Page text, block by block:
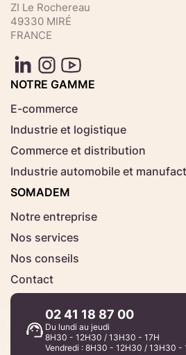
Aucun fichier
Télécharger
ZI Le Rochereau
49330 MIRÉ
FRANCE
NOTRE GAMME
E-commerce
Industrie et logistique
Commerce et distribution
Industrie automobile et
SOMADEM
Notre entreprise
Nos services
Nos conseils
Contact
02 41 18 87 00
Du lundi au jeudi
8H30 - 12H30 / 13H30 - 17H
Vendredi : 8H30 - 12H30 / 13H30 -